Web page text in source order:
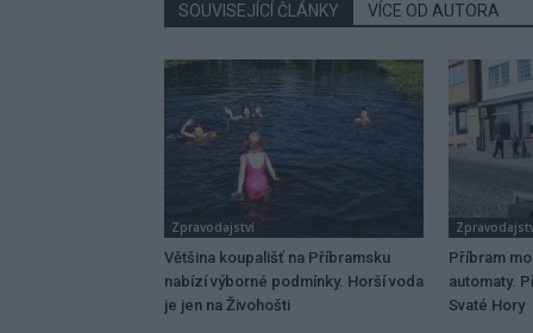
SOUVISEJÍCÍ ČLÁNKY VÍCE OD AUTORA
Zpravodajství
Většina koupališť na Příbramsku
nabízí výborné podmínky. Horší voda
je jen na Živohošti
Příbram
automaty.
Svaté Hory